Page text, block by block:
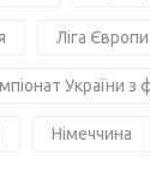
Ліга
України з
Німеччина